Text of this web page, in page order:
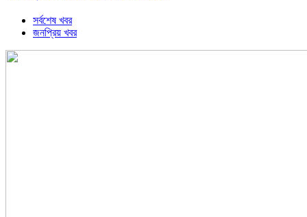
সর্বশেষ খবর
জনপ্রিয় খবর